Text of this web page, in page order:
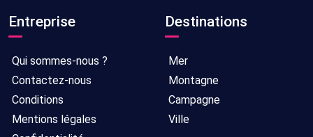
Entreprise
Qui sommes-nous ?
Contactez-nous
Conditions
Mentions légales
Destinations
Mer
Montagne
Campagne
Ville